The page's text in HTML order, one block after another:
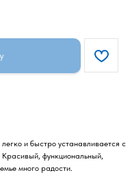
и быстро устанавливается c
Красивый, функциональный,
много радости.